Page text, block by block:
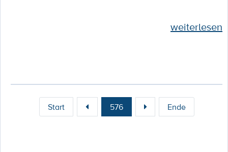
weiterlesen
Start 576 Ende